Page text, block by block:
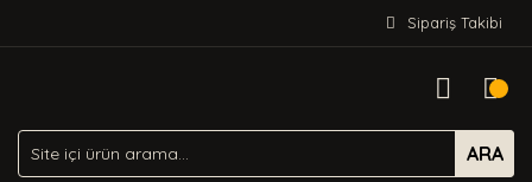
Sipariş Takibi
ARA